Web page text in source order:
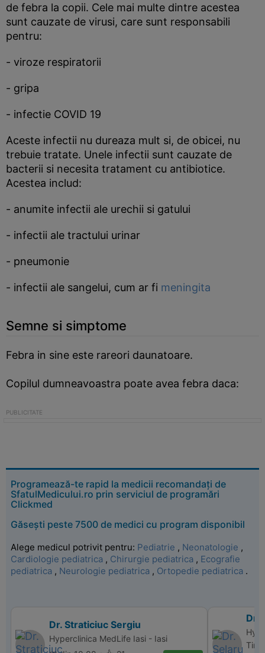
de febra la copii. Cele mai multe dintre acestea
sunt cauzate de virusi, care sunt responsabili
pentru:
- viroze respiratorii
- gripa
- infectie COVID 19
Aceste infectii nu dureaza mult si, de obicei, nu
trebuie tratate. Unele infectii sunt cauzate de
bacterii si necesita tratament cu antibiotice.
Acestea includ:
- anumite infectii ale urechii si gatului
- infectii ale tractului urinar
- pneumonie
- infectii ale sangelui, cum ar fi meningita
Semne si simptome
Febra in sine este rareori daunatoare.
Copilul dumneavoastra poate avea febra daca:
Programează-te rapid la medicii recomandați de
SfatulMedicului.ro prin serviciul de programări
Clickmed
Găsești peste 7500 de medici cu program disponibil
Alege medicul potrivit pentru: Pediatrie , Neonatologie ,
Cardiologie pediatrica , Chirurgie pediatrica , Ecografie
pediatrica , Neurologie pediatrica , Ortopedie pediatrica .
Dr. Straticiuc Sergiu
Hyperclinica MedLife Iasi - Iasi
Dr.